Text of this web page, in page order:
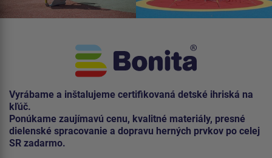
Vyrábame a inštalujeme certifikovaná detské ihriská na
kľúč.
Ponúkame zaujímavú cenu, kvalitné materiály, presné
dielenské spracovanie a dopravu herných prvkov po celej
SR zadarmo.